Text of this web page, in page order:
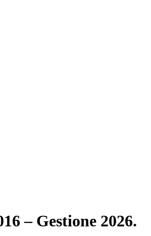
– Gestione 2026.